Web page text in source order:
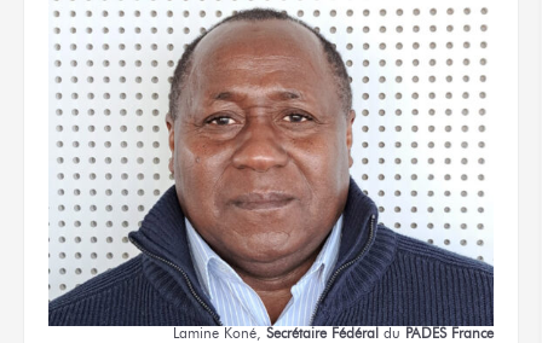
Lamine Koné, Secrétaire Fédéral du PADESFrance